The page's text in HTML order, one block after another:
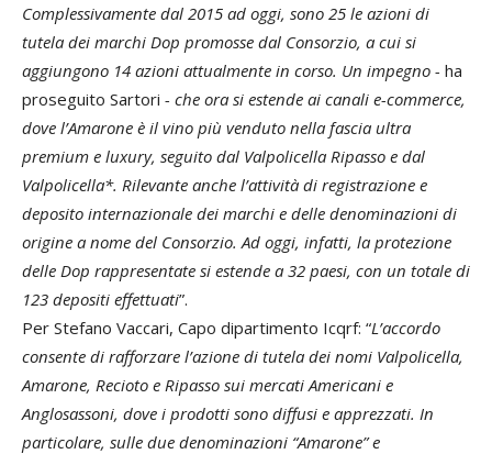
Complessivamente dal 2015 ad oggi, sono 25 le azioni di
tutela dei marchi Dop promosse dal Consorzio, a cui si
aggiungono 14 azioni attualmente in corso. Un impegno - ha
proseguito Sartori - che ora si estende ai canali e-commerce,
dove l’Amarone è il vino più venduto nella fascia ultra
premium e luxury, seguito dal Valpolicella Ripasso e dal
Valpolicella*. Rilevante anche l’attività di registrazione e
deposito internazionale dei marchi e delle denominazioni di
origine a nome del Consorzio. Ad oggi, infatti, la protezione
delle Dop rappresentate si estende a 32 paesi, con un totale di
123 depositi effettuati”.
Per Stefano Vaccari, Capo dipartimento Icqrf: “L’accordo
consente di rafforzare l’azione di tutela dei nomi Valpolicella,
Amarone, Recioto e Ripasso sui mercati Americani e
Anglosassoni, dove i prodotti sono diffusi e apprezzati. In
particolare, sulle due denominazioni “Amarone” e